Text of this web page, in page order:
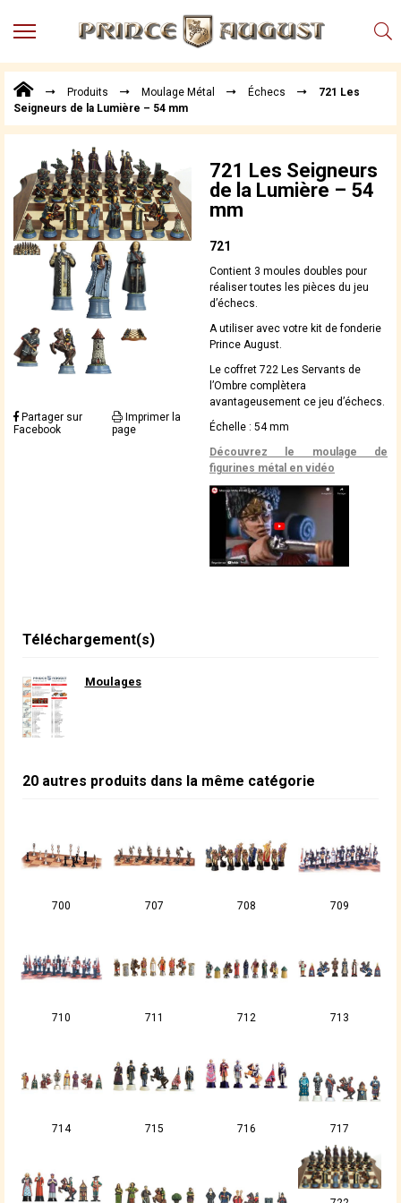
MENU
Points
de
Vente
Conseil
Actualités
Téléchargements
Techniques,
trucs et
astuces
Vidéos
Produits Moulage Métal Échecs
721 Les
Seigneurs de la Lumière – 54 mm
Partager sur
Facebook
Imprimer la
page
721 Les Seigneurs
de la Lumière – 54
mm
721
Contient 3 moules doubles pour
réaliser toutes les pièces du jeu
d’échecs.
A utiliser avec votre kit de fonderie
Prince August.
Le coffret 722 Les Servants de
l’Ombre complètera
avantageusement ce jeu d’échecs.
Échelle : 54 mm
Découvrez le moulage de
figurines métal en vidéo
Téléchargement(s)
Moulages
20 autres produits dans la même catégorie
700 707 708 709
710 711 712 713
714 715 716 717